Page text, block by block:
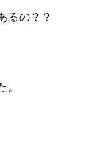
るの？？
。